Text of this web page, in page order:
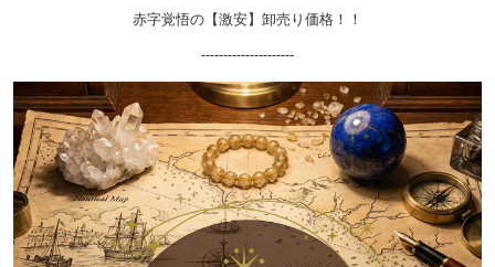
赤字覚悟の【激安】卸売り価格！！
---------------------